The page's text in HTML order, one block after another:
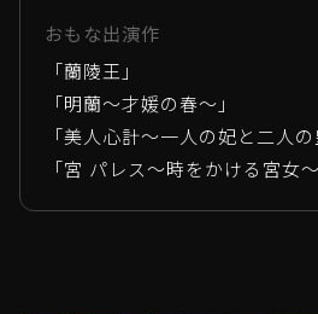
おもな出演作
「蘭陵王」
「明蘭～才媛の春～」
「美人心計～一人の妃と二人の
「宮 パレス～時をかける宮女～